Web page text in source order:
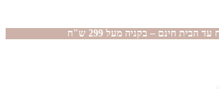
הבית חינם – בקניה מעל 299 ש"ח